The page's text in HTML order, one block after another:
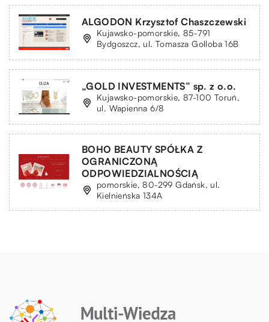
ALGODON Krzysztof Chaszczewski
Kujawsko-pomorskie, 85-791
Bydgoszcz, ul. Tomasza Golloba 16B
„GOLD INVESTMENTS” sp. z o.o.
Kujawsko-pomorskie, 87-100 Toruń,
ul. Wapienna 6/8
BOHO BEAUTY SPÓŁKA Z
OGRANICZONĄ
ODPOWIEDZIALNOŚCIĄ
pomorskie, 80-299 Gdańsk, ul.
Kielnieńska 134A